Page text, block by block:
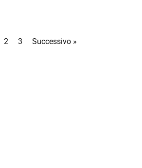
2 3 Successivo »